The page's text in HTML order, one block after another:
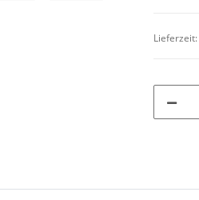
Lieferzeit: